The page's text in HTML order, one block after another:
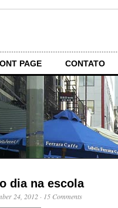
PAGE CONTATO
dia na escola
24, 2012 · 15 Comments